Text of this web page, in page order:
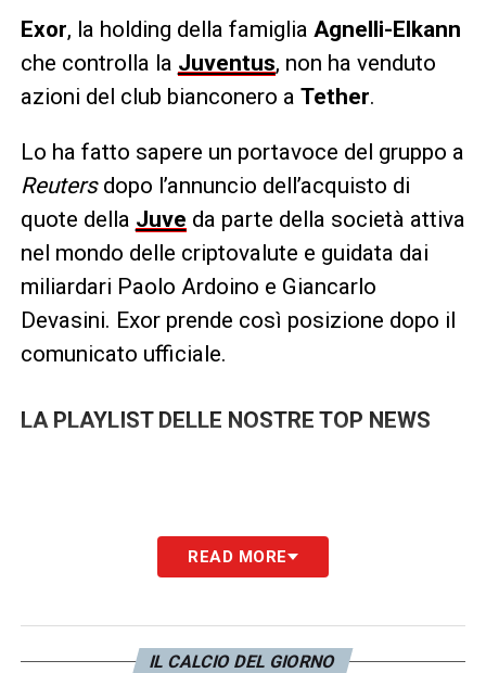
Exor, la holding della famiglia Agnelli-Elkann
che controlla la Juventus, non ha venduto
azioni del club bianconero a Tether.
Lo ha fatto sapere un portavoce del gruppo a
Reuters dopo l’annuncio dell’acquisto di
quote della Juve da parte della società attiva
nel mondo delle criptovalute e guidata dai
miliardari Paolo Ardoino e Giancarlo
Devasini. Exor prende così posizione dopo il
comunicato ufficiale.
LA PLAYLIST DELLE NOSTRE TOP NEWS
READ MORE
IL CALCIO DEL GIORNO